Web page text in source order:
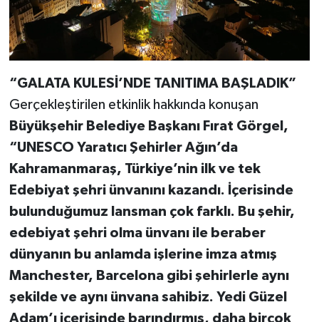
“GALATA KULESİ’NDE TANITIMA BAŞLADIK”
Gerçekleştirilen etkinlik hakkında konuşan
Büyükşehir Belediye Başkanı Fırat Görgel,
“UNESCO Yaratıcı Şehirler Ağın’da
Kahramanmaraş, Türkiye’nin ilk ve tek
Edebiyat şehri ünvanını kazandı. İçerisinde
bulunduğumuz lansman çok farklı. Bu şehir,
edebiyat şehri olma ünvanı ile beraber
dünyanın bu anlamda işlerine imza atmış
Manchester, Barcelona gibi şehirlerle aynı
şekilde ve aynı ünvana sahibiz. Yedi Güzel
Adam’ı içerisinde barındırmış, daha birçok